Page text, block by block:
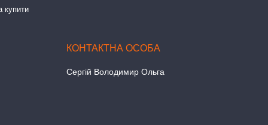
купити
Сергій Володимир Ольга